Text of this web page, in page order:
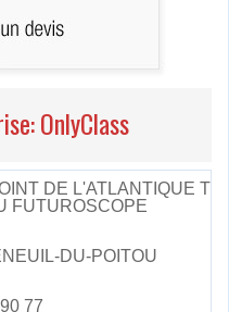
OnlyClass
DE L'ATLANTIQUE
FUTUROSCOPE
DU-POITOU
77